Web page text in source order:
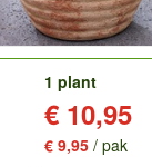
1 plant
€ 10,95
€ 9,95 / pak